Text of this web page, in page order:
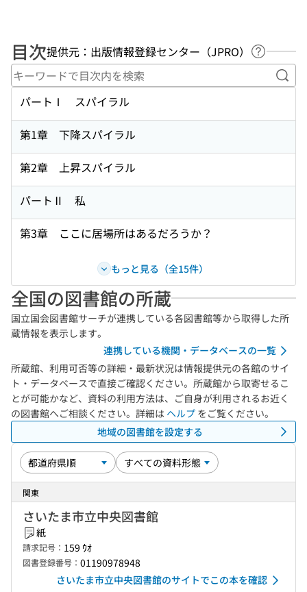
目次提供元：出版情報登録センター（JPRO）
ヘルプペ
キ
パートⅠ スパイラル
第1章 下降スパイラル
第2章 上昇スパイラル
パートⅡ 私
第3章 ここに居場所はあるだろうか？
もっと見る（全15件）
全国の図書館の所蔵
国立国会図書館サーチが連携している各図書館等から取得した所
蔵情報を表示します。
連携している機関・データベースの一覧
所蔵館、利用可否等の詳細・最新状況は情報提供元の各館のサイ
ト・データベースで直接ご確認ください。所蔵館から取寄せるこ
とが可能かなど、資料の利用方法は、ご自身が利用されるお近く
の図書館へご相談ください。詳細は ヘルプ をご覧ください。
地域の図書館を設定する
関東
さいたま市立中央図書館
紙
請求記号： 159 ｳｵ
図書登録番号： 01190978948
さいたま市立中央図書館のサイトでこの本を確認